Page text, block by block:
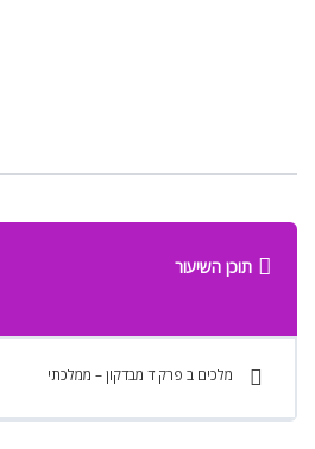
תוכן השיעור
מלכים ב פרק ד מבדקון – ממלכתי